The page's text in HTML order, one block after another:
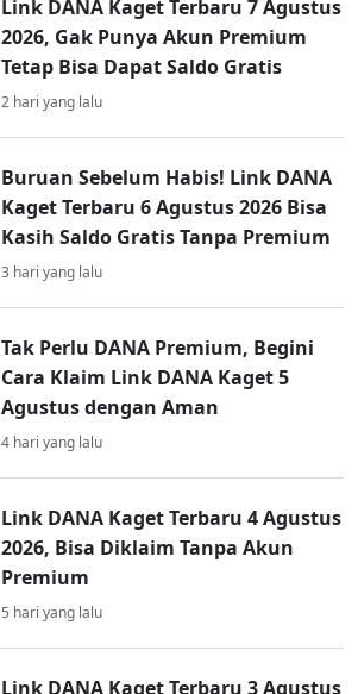
Link DANA Kaget Terbaru 7 Agustus
2026, Gak Punya Akun Premium
Tetap Bisa Dapat Saldo Gratis
2 hari yang lalu
Buruan Sebelum Habis! Link DANA
Kaget Terbaru 6 Agustus 2026 Bisa
Kasih Saldo Gratis Tanpa Premium
3 hari yang lalu
Tak Perlu DANA Premium, Begini
Cara Klaim Link DANA Kaget 5
Agustus dengan Aman
4 hari yang lalu
Link DANA Kaget Terbaru 4 Agustus
2026, Bisa Diklaim Tanpa Akun
Premium
5 hari yang lalu
Link DANA Kaget Terbaru 3 Agustus